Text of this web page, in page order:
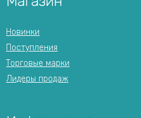
Новинки
Поступления
Торговые марки
Лидеры продаж